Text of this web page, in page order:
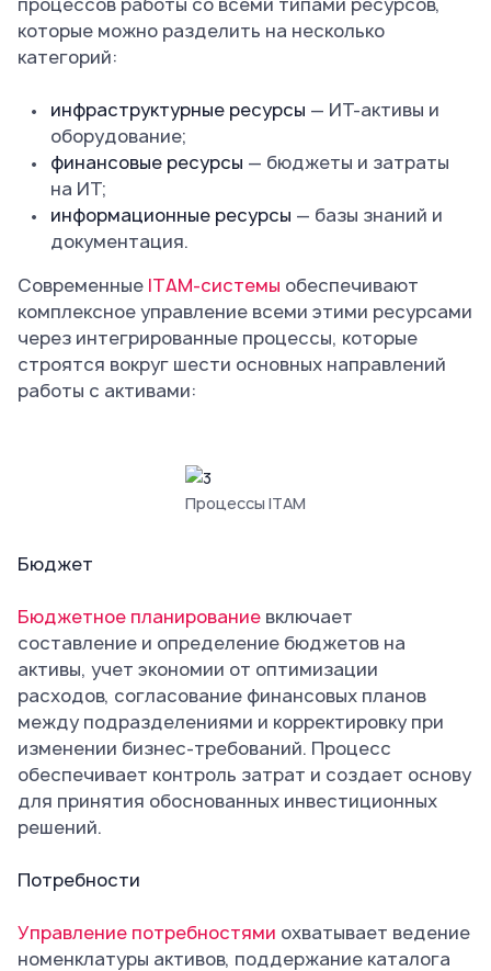
которые можно разделить на несколько
категорий:
инфраструктурные ресурсы — ИТ-активы и
оборудование;
финансовые ресурсы — бюджеты и затраты
на ИТ;
информационные ресурсы — базы знаний и
документация.
Современные ITAM-системы обеспечивают
комплексное управление всеми этими ресурсами
через интегрированные процессы, которые
строятся вокруг шести основных направлений
работы с активами:
Процессы ITAM
Бюджет
Бюджетное планирование включает
составление и определение бюджетов на
активы, учет экономии от оптимизации
расходов, согласование финансовых планов
между подразделениями и корректировку при
изменении бизнес-требований. Процесс
обеспечивает контроль затрат и создает основу
для принятия обоснованных инвестиционных
решений.
Потребности
Управление потребностями охватывает ведение
номенклатуры активов, поддержание каталога